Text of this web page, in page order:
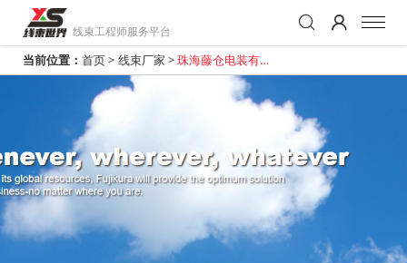
线束工程师服务平台
当前位置： 首页> 线束厂家 >珠海藤仓电装有限
公司上海分公司